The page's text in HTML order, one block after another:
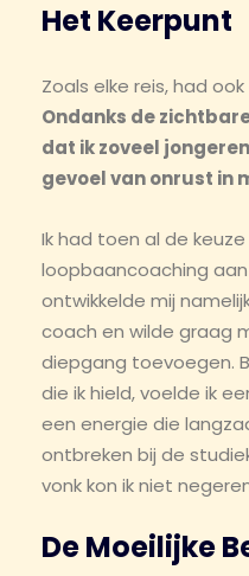
Het Keerpunt
Zoals elke reis, had
Ondanks de
dat ik zoveel
gevoel van onrust in
Ik had toen al de
loopbaancoaching
ontwikkelde mij
coach en wilde graag
diepgang toevoegen.
die ik hield, voelde ik
een energie die
ontbreken bij de
vonk kon ik niet
De Moeilijke